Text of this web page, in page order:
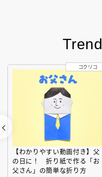
Trend
【わかりやすい動画付き】父
の日に！ 折り紙で作る「お
父さん」の簡単な折り方
コクリコ